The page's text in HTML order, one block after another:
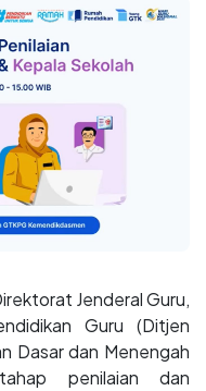
Jenderal Guru,
Guru (Ditjen
Dasar dan Menengah
penilaian dan